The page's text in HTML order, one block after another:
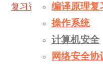
编译原理复
操作系统
计算机安全
网络安全协
复习资料下载